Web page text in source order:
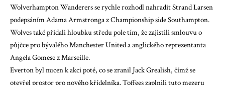
Wolverhampton Wanderers se rychle rozhodl nahradit Strand Larsen
podepsáním Adama Armstronga z Championship side Southampton.
Wolves také přidali hloubku středu pole tím, že zajistili smlouvu o
půjčce pro bývalého Manchester United a anglického reprezentanta
Angela Gomese z Marseille.
Everton byl nucen k akci poté, co se zranil Jack Grealish, čímž se
otevřel prostor pro nového křídelníka. Toffees zaplnili tuto mezeru